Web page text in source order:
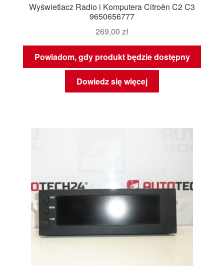
Wyświetlacz Radio i Komputera Citroën C2 C3
9650656777
269,00 zł
Powiadom, gdy produkt będzie dostępny
Dowiedz się więcej